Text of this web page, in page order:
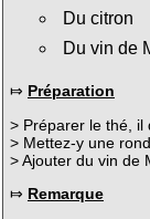
Du citron
Du vin de
⤇ Préparation
> Préparer le thé, il
> Mettez-y une
> Ajouter du vin de
⤇ Remarque